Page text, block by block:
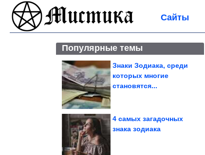
Сайты
Популярные темы
Знаки Зодиака, среди
которых многие
становятся...
4 самых загадочных
знака зодиака